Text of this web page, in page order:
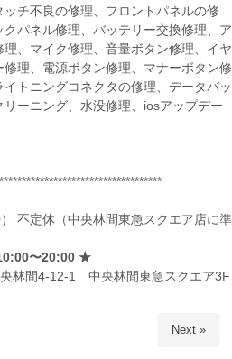
チ不良の修理、フロントパネルの修
パネル修理、バッテリー交換修理、ア
、マイク修理、音量ボタン修理、イヤ
理、電源ボタン修理、マナーボタン修
トニングコネクタの修理、データバッ
ーニング、水没修理、iosアップデー
不定休（中央林間東急スクエア店に準
〜20:00 ★
林間4-12-1 中央林間東急スクエア3F
Next »